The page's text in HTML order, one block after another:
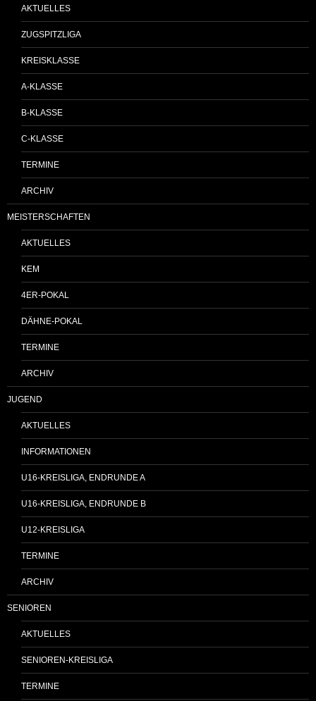
AKTUELLES
ZUGSPITZLIGA
KREISKLASSE
A-KLASSE
B-KLASSE
C-KLASSE
TERMINE
ARCHIV
MEISTERSCHAFTEN
AKTUELLES
KEM
4ER-POKAL
DÄHNE-POKAL
TERMINE
ARCHIV
JUGEND
AKTUELLES
INFORMATIONEN
U16-KREISLIGA, ENDRUNDE A
U16-KREISLIGA, ENDRUNDE B
U12-KREISLIGA
TERMINE
ARCHIV
SENIOREN
AKTUELLES
SENIOREN-KREISLIGA
TERMINE